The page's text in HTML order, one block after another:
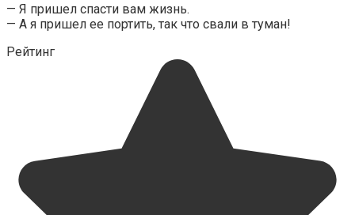
— Я пришел спасти вам жизнь.
— А я пришел ее портить, так что свали в туман!
Рейтинг